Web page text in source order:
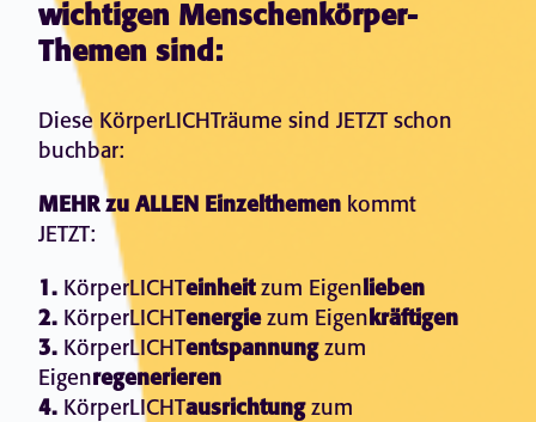
wichtigen Menschenkörper-
Themen sind:
Diese KörperLICHTräume sind JETZT schon
buchbar:
MEHR zu ALLEN Einzelthemen kommt
JETZT:
1. KörperLICHTeinheitzum Eigen lieben
2. KörperLICHTenergiezum Eigenkräftigen
3. KörperLICHTentspannungzum
Eigenregenerieren
4. KörperLICHTausrichtungzum